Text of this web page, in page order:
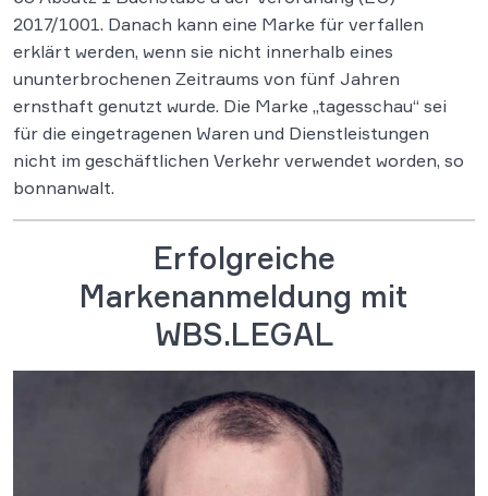
2017/1001. Danach kann eine Marke für verfallen
erklärt werden, wenn sie nicht innerhalb eines
ununterbrochenen Zeitraums von fünf Jahren
ernsthaft genutzt wurde. Die Marke „tagesschau“ sei
für die eingetragenen Waren und Dienstleistungen
nicht im geschäftlichen Verkehr verwendet worden, so
bonnanwalt.
Erfolgreiche
Markenanmeldung mit
WBS.LEGAL